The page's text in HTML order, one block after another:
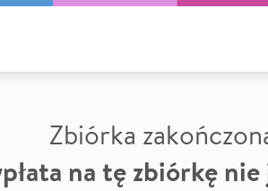
Zbiórka
na tę zbiórkę